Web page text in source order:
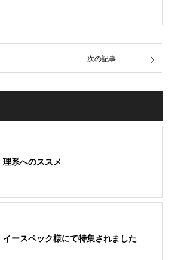
次の記事
理系へのススメ
イースペック様にて特集されました